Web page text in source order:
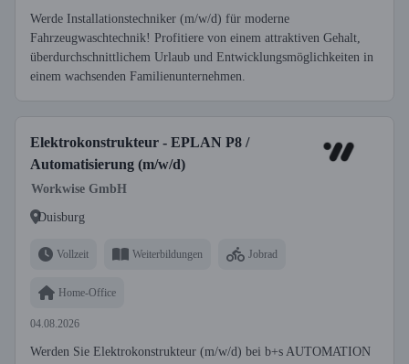
Werde Installationstechniker (m/w/d) für moderne
Fahrzeugwaschtechnik! Profitiere von einem attraktiven Gehalt,
überdurchschnittlichem Urlaub und Entwicklungsmöglichkeiten in
einem wachsenden Familienunternehmen.
Elektrokonstrukteur - EPLAN P8 /
Automatisierung (m/w/d)
Workwise GmbH
Duisburg
Vollzeit Weiterbildungen Jobrad
Home-Office
04.08.2026
Werden Sie Elektrokonstrukteur (m/w/d) bei b+s AUTOMATION